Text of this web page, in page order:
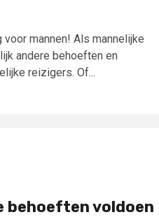
mannen! Als mannelijke
andere behoeften en
reizigers. Of...
behoeften voldoen